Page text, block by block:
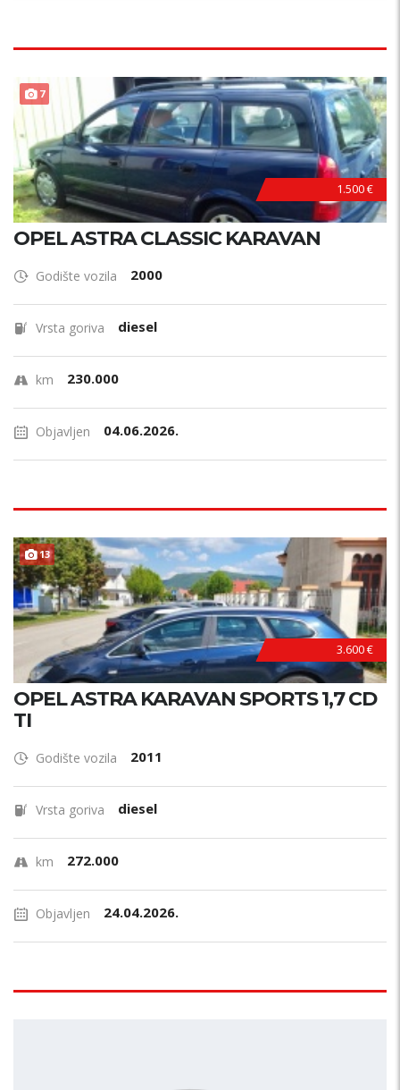
7 PRILIKA !
1.500 €
OPEL ASTRA CLASSIC KARAVAN
Godište vozila 2000
Vrsta goriva diesel
km 230.000
Objavljen 04.06.2026.
13
3.600 €
OPEL ASTRA KARAVAN SPORTS 1,7 CD
TI
Godište vozila 2011
Vrsta goriva diesel
km 272.000
Objavljen 24.04.2026.